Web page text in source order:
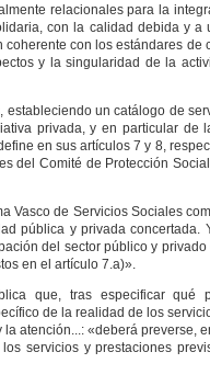
relacionales para la
con la calidad debida y
con los estándares
y la singularidad de la
un catálogo de
privada, y en particular
en sus artículos 7 y 8,
del Comité de Protección
Vasco de Servicios Sociales
pública y privada
del sector público y
en el artículo 7.a)».
que, tras especificar qué
de la realidad de los
atención...: «deberá preverse,
servicios y prestaciones